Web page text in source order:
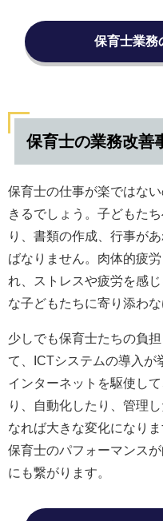
保育士業務
保育士の業務改善
保育士の仕事が楽ではな
きるでしょう。子どもた
り、書類の作成、行事が
ばなりません。肉体的疲
れ、ストレスや疲労を感
な子どもたちに寄り添わな
少しでも保育士たちの負
て、ICTシステムの導入が
インターネットを駆使し
り、自動化したり、管理
なれば大きな変化になり
保育士のパフォーマンス
にも繋がります。